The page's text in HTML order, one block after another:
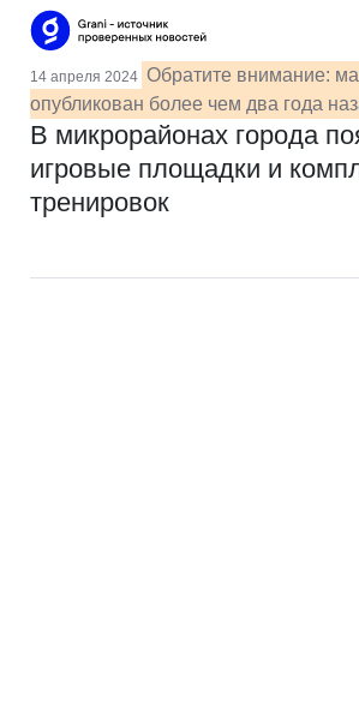
14 апреля 2024 Обратите внимание:
опубликован более чем два года
В микрорайонах города
игровые площадки и
тренировок